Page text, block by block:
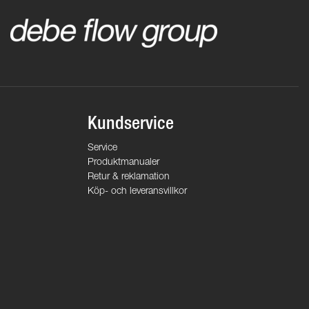
Kundservice
Service
Produktmanualer
Retur & reklamation
Köp- och leveransvillkor